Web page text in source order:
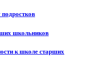
школьников
к школе старших